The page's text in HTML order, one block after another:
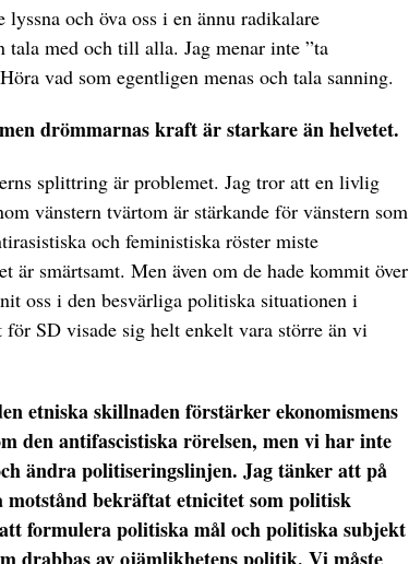
och öva oss i en ännu radikalare
med och till alla. Jag menar inte ”ta
vad som egentligen menas och tala sanning.
drömmarnas kraft är starkare än helvetet.
splittring är problemet. Jag tror att en livlig
vänstern tvärtom är stärkande för vänstern som
och feministiska röster miste
är smärtsamt. Men även om de hade kommit över
oss i den besvärliga politiska situationen i
SD visade sig helt enkelt vara större än vi
etniska skillnaden förstärker ekonomismens
den antifascistiska rörelsen, men vi har inte
ändra politiseringslinjen. Jag tänker att på
bekräftat etnicitet som politisk
formulera politiska mål och politiska subjekt